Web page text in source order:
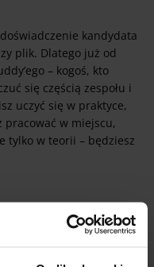
kandydata
plik. Dlatego już od
– kogoś, kto
się częścią zespołu i
uczyć się w praktyce,
pracować w miejscu,
tylko w teorii – będziesz